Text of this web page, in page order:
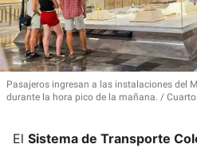
Pasajeros ingresan a las instalaciones del
durante la hora pico de la mañana.
El Sistema de Transporte